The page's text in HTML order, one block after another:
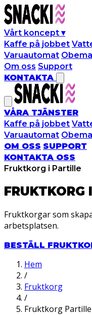
Vårt koncept ▾
Kaffe på jobbet
Varuautomat
Om oss Support
KONTAKTA
VÅRA TJÄNSTER
Kaffe på jobbet
Varuautomat
OM OSS SUPPORT
KONTAKTA OSS
Fruktkorg i Partille
FRUKTKORG I
Fruktkorgar som
arbetsplatsen.
BESTÄLL
Hem
/
Fruktkorg
/
Fruktkorg Partille